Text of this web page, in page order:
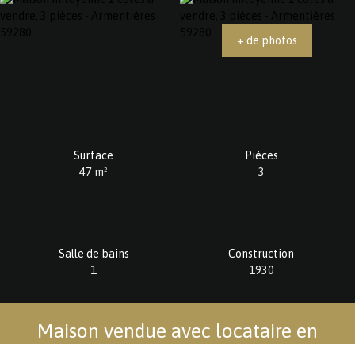
+ de photos
Surface
47 m²
Pièces
3
Salle de bains
1
Construction
1930
Maison vendue avec locataire en